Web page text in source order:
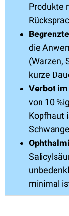
Produkte
die
(Warzen,
kurze
Verbot
von 10
Kopfhaut
minimal